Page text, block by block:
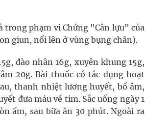
trong phạm vi Chứng "Cân lựu" của
giun, nổi lên ở vùng bụng chân).
đào nhân 16g, xuyên khung 15g,
20g. Bài thuốc có tác dụng hoạt
thanh nhiệt lương huyết, bổ âm,
đưa máu về tim. Sắc uống ngày 1
ấm, sau bữa ăn 30 phút. Ngoài ra